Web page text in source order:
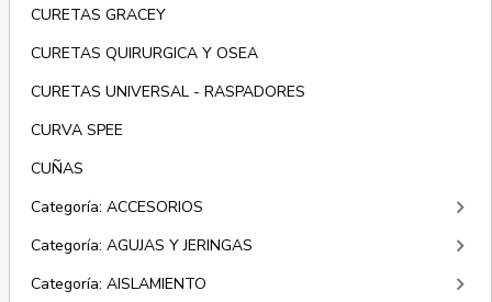
CURETAS GRACEY
CURETAS QUIRURGICA Y OSEA
CURETAS UNIVERSAL - RASPADORES
CURVA SPEE
CUÑAS
Categoría: ACCESORIOS
keyboard_arrow_right
Categoría: AGUJAS Y JERINGAS keyboard_arrow_right
Categoría: AISLAMIENTO keyboard_arrow_right